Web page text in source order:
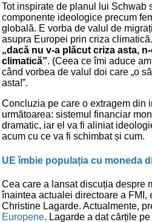
Tot inspirate de planul lui Schwab
componente ideologice precum
globală. E vorba de valul de
asupra Europei prin criza
„dacă nu v-a plăcut criza asta,
climatică”. (Ceea ce îmi aduce
când vorbea de valul doi care „o
asta!”.
Concluzia pe care o extragem din
următoarea: sistemul financiar
dramatic, iar el va fi aliniat
acum cu ce va fi schimbat și cum.
UE îmbie populația cu moneda
Cea care a lansat discuția despre
înaintea actualei directoare a FMI,
Christine Lagarde. Actualmente,
Europene. Lagarde a dat cărțile